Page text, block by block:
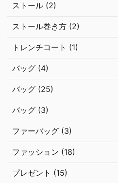
ストール (2)
ストール巻き方 (2)
トレンチコート (1)
バッグ (4)
バッグ (25)
バッグ (3)
ファーバッグ (3)
ファッション (18)
プレゼント (15)